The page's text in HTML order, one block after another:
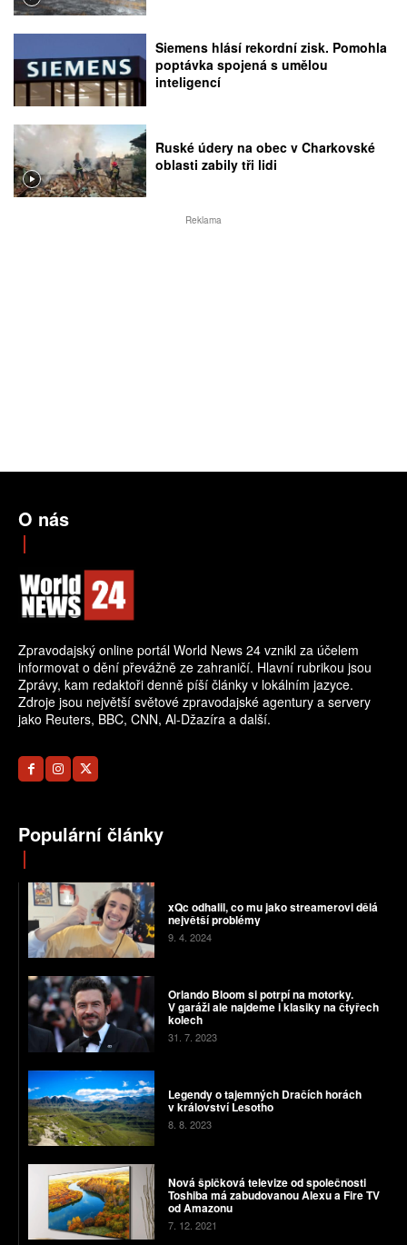
Siemens hlásí rekordní zisk. Pomohla
poptávka spojená s umělou
inteligencí
Ruské údery na obec v Charkovské
oblasti zabily tři lidi
Reklama
O nás
Zpravodajský online portál World News 24 vznikl za účelem
informovat o dění převážně ze zahraničí. Hlavní rubrikou jsou
Zprávy, kam redaktoři denně píší články v lokálním jazyce.
Zdroje jsou největší světové zpravodajské agentury a servery
jako Reuters, BBC, CNN, Al-Džazíra a další.
Populární články
xQc odhalil, co mu jako streamerovi dělá
největší problémy
9. 4. 2024
Orlando Bloom si potrpí na motorky.
V garáži ale najdeme i klasiky na čtyřech
kolech
31. 7. 2023
Legendy o tajemných Dračích horách
v království Lesotho
8. 8. 2023
Nová špičková televize od společnosti
Toshiba má zabudovanou Alexu a Fire TV
od Amazonu
7. 12. 2021